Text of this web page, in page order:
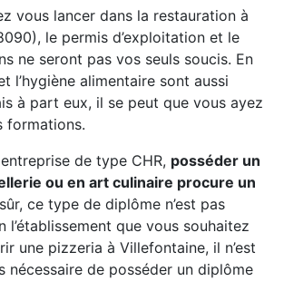
vous lancer dans la restauration à
le permis d’exploitation et le
ne seront pas vos seuls soucis. En
l’hygiène alimentaire sont aussi
à part eux, il se peut que vous ayez
formations.
de type CHR, posséder un
ou en art culinaire procure un
ce type de diplôme n’est pas
l’établissement que vous souhaitez
une pizzeria à Villefontaine, il n’est
nécessaire de posséder un diplôme